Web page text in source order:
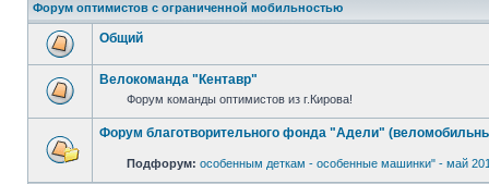
Форум оптимистов с ограниченной мобильностью
Общий
Велокоманда "Кентавр"
Форум команды оптимистов из г.Кирова!
Форум благотворительного фонда "Адели"
Подфорум: особенным деткам - особенные машинки" - май